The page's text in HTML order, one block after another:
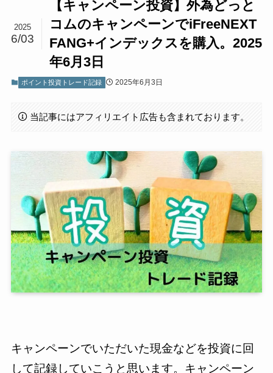
【キャンペーン投資】外為どっと
コムのキャンペーンでiFreeNEXT
FANG+インデックスを購入。2025
年6月3日
2025
6/03
ポイント投資トレード記録 2025年6月3日
当記事にはアフィリエイト広告も含まれております。
キャンペーンでいただいた現金などを投資に回
して記録していこうと思います。キャンペーン